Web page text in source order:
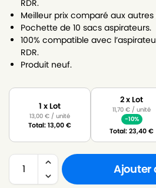
RDR.
Meilleur prix comparé aux
Pochette de 10 sacs aspirateurs.
100% compatible avec
RDR.
Produit neuf.
1 x Lot
13,00€ / unité
Total:13,00€
2 x Lot
11,70€ / unité
-10%
Total:23,40€
Ajouter